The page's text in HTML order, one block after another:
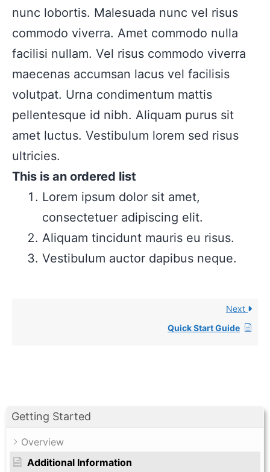
Getting Started
Overview
Additional Information
nunc lobortis. Malesuada nunc vel risus
commodo viverra. Amet commodo nulla
facilisi nullam. Vel risus commodo viverra
maecenas accumsan lacus vel facilisis
volutpat. Urna condimentum mattis
pellentesque id nibh. Aliquam purus sit
amet luctus. Vestibulum lorem sed risus
ultricies.
This is an ordered list
Lorem ipsum dolor sit amet,
consectetuer adipiscing elit.
Aliquam tincidunt mauris eu risus.
Vestibulum auctor dapibus neque.
Next
Quick Start Guide